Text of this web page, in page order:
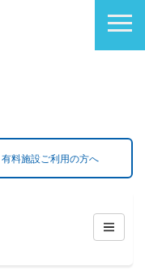
有料施設ご利用の方へ